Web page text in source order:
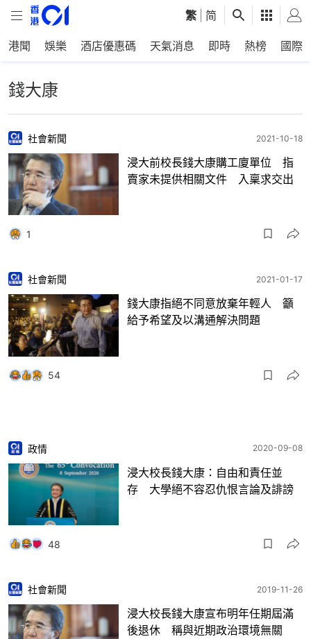
繁 简
港聞 娛樂 酒店優惠碼 天氣消息 即時 熱榜 國際
錢大康
社會新聞 2021-10-18
浸大前校長錢大康購工廈單位 指
賣家未提供相關文件 入稟求交出
1
社會新聞 2021-01-17
錢大康指絕不同意放棄年輕人 籲
給予希望及以溝通解決問題
54
政情 2020-09-08
浸大校長錢大康：自由和責任並
存 大學絕不容忍仇恨言論及誹謗
48
社會新聞 2019-11-26
浸大校長錢大康宣布明年任期屆滿
後退休 稱與近期政治環境無關